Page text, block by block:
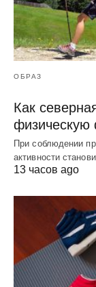
ОБРАЗ
Как
При соблюдении
активности
13 часов ago